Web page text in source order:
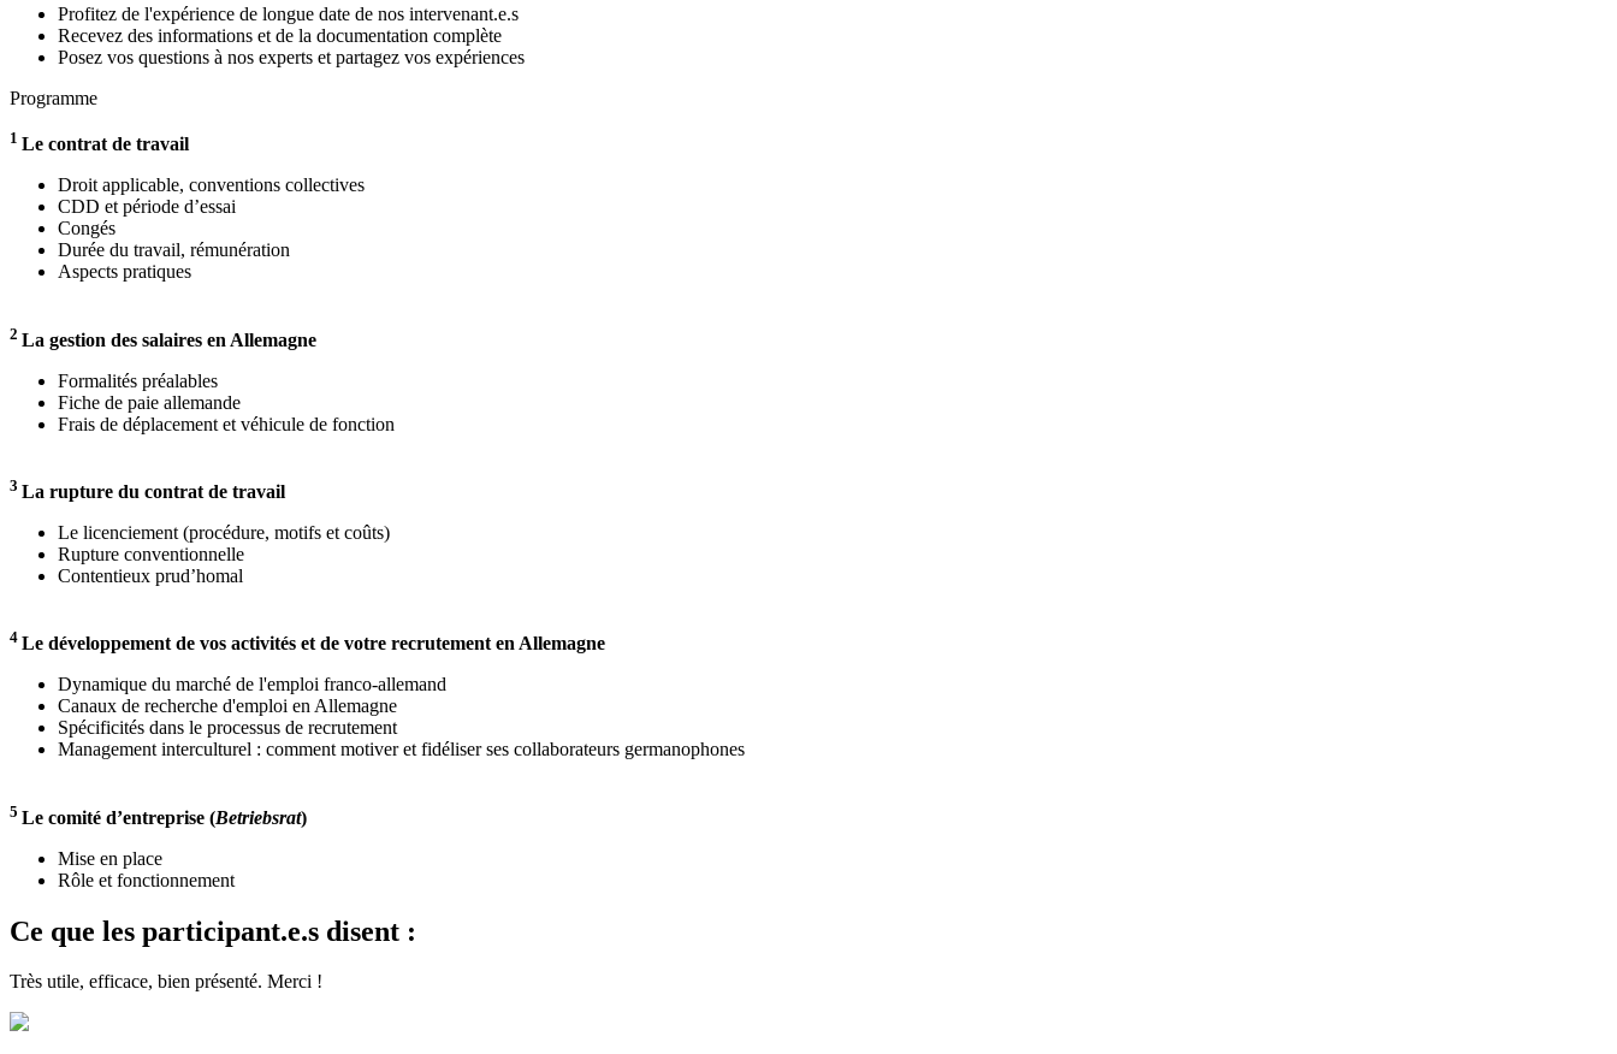
Profitez de l'expérience de longue date de nos intervenant.e.s
Recevez des informations et de la documentation complète
Posez vos questions à nos experts et partagez vos expériences
Programme
1 Le contrat de travail
Droit applicable, conventions collectives
CDD et période d’essai
Congés
Durée du travail, rémunération
Aspects pratiques
2 La gestion des salaires en Allemagne
Formalités préalables
Fiche de paie allemande
Frais de déplacement et véhicule de fonction
3 La rupture du contrat de travail
Le licenciement (procédure, motifs et coûts)
Rupture conventionnelle
Contentieux prud’homal
4 Le développement de vos activités et de votre recrutement en Allemagne
Dynamique du marché de l'emploi franco-allemand
Canaux de recherche d'emploi en Allemagne
Spécificités dans le processus de recrutement
Management interculturel : comment motiver et fidéliser ses collaborateurs germanophones
5 Le comité d’entreprise (Betriebsrat)
Mise en place
Rôle et fonctionnement
Ce que les participant.e.s disent :
Très utile, efficace, bien présenté. Merci !